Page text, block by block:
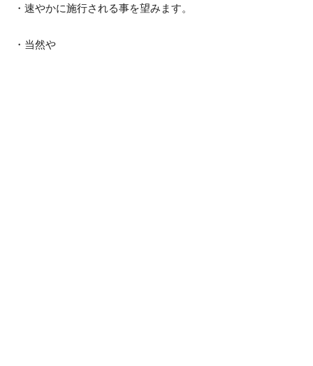
・速やかに施行される事を望みます。
・当然や